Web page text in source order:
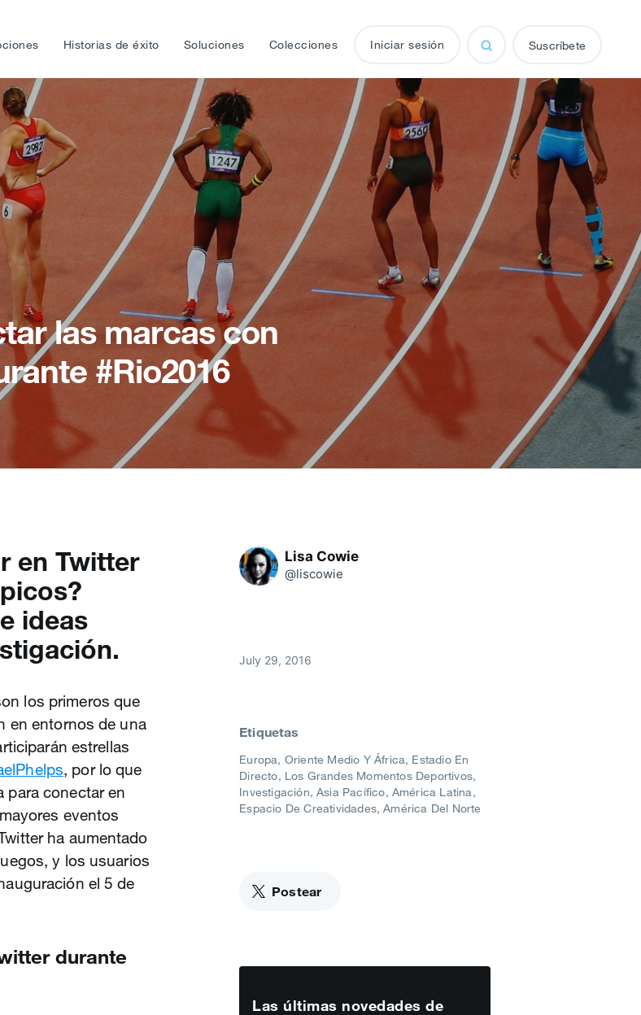
Historias de éxito Soluciones Colecciones Iniciar sesión Suscríbete
las marcas con
#Rio2016
en Twitter
ideas
los primeros que
en entornos de una
estrellas
, por lo que
para conectar en
eventos
ha aumentado
y los usuarios
el 5 de
durante
Lisa Cowie
@liscowie
July 29, 2016
Etiquetas
Europa, Oriente Medio Y África Estadio En
Directo Los Grandes Momentos Deportivos
Investigación Asia Pacífico América Latina
Espacio De Creatividades América Del Norte
Postear
Las últimas novedades de